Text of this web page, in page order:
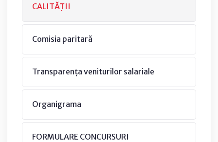
CALITĂŢII
Comisia paritară
Transparența veniturilor salariale
Organigrama
FORMULARE CONCURSURI